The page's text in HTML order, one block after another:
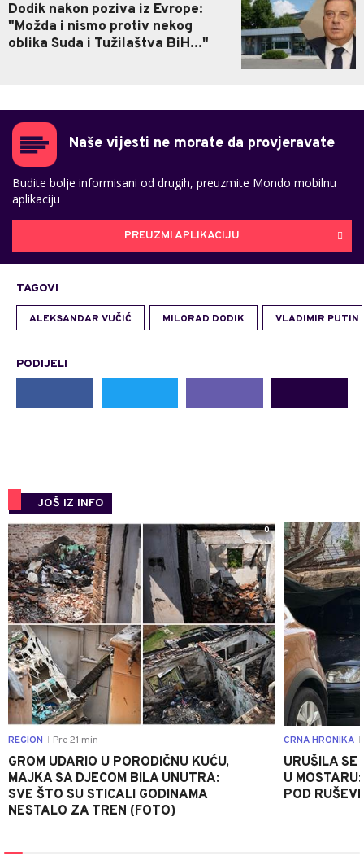
Dodik nakon poziva iz Evrope:
"Možda i nismo protiv nekog
oblika Suda i Tužilaštva BiH..."
Naše vijesti ne morate da provjeravate
Budite bolje informisani od drugih, preuzmite Mondo mobilnu
aplikaciju
PREUZMI APLIKACIJU
TAGOVI
ALEKSANDAR VUČIĆ MILORAD DODIK VLADIMIR PUTIN
PODIJELI
JOŠ IZ INFO
0
REGION Pre 21 min
GROM UDARIO U PORODIČNU KUĆU,
MAJKA SA DJECOM BILA UNUTRA:
SVE ŠTO SU STICALI GODINAMA
NESTALO ZA TREN (FOTO)
CRNA HRONIKA
URUŠILA
U
POD